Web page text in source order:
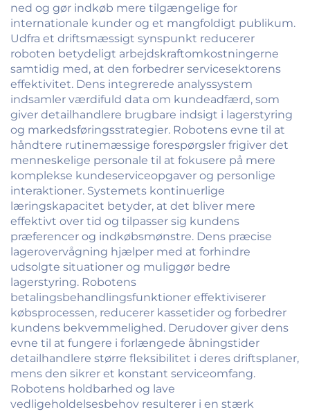
ned og gør indkøb mere tilgængelige for
internationale kunder og et mangfoldigt publikum.
Udfra et driftsmæssigt synspunkt reducerer
roboten betydeligt arbejdskraftomkostningerne
samtidig med, at den forbedrer servicesektorens
effektivitet. Dens integrerede analyssystem
indsamler værdifuld data om kundeadfærd, som
giver detailhandlere brugbare indsigt i lagerstyring
og markedsføringsstrategier. Robotens evne til at
håndtere rutinemæssige forespørgsler frigiver det
menneskelige personale til at fokusere på mere
komplekse kundeserviceopgaver og personlige
interaktioner. Systemets kontinuerlige
læringskapacitet betyder, at det bliver mere
effektivt over tid og tilpasser sig kundens
præferencer og indkøbsmønstre. Dens præcise
lagerovervågning hjælper med at forhindre
udsolgte situationer og muliggør bedre
lagerstyring. Robotens
betalingsbehandlingsfunktioner effektiviserer
købsprocessen, reducerer kassetider og forbedrer
kundens bekvemmelighed. Derudover giver dens
evne til at fungere i forlængede åbningstider
detailhandlere større fleksibilitet i deres driftsplaner,
mens den sikrer et konstant serviceomfang.
Robotens holdbarhed og lave
vedligeholdelsesbehov resulterer i en stærk